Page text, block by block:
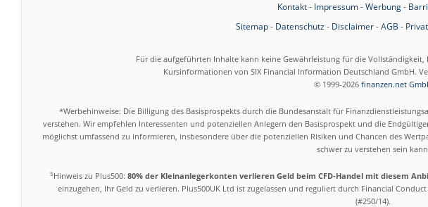
Kontakt- Impressum-Werbung-
Sitemap- Datenschutz- Disclaimer-AGB -
Für die aufgeführten Inhalte kann keine Gewährleistung für die
Kursinformationen von SIX Financial Information Deutschland GmbH.
© 1999-2026 finanzen.net
*Werbehinweise: Die Billigung des Basisprospekts durch die Bundesanstalt für
verstehen. Wir empfehlen Interessenten und potenziellen Anlegern den Basisprospekt und die
möglichst umfassend zu informieren, insbesondere über die potenziellen Risiken und Chancen des
schwer zu verstehen sein
5Hinweis zu Plus500: 80% der Kleinanlegerkonten verlieren Geld beim CFD-Handel mit diesem
einzugehen, Ihr Geld zu verlieren. Plus500UK Ltd ist zugelassen und reguliert durch Financial
(#250/14).